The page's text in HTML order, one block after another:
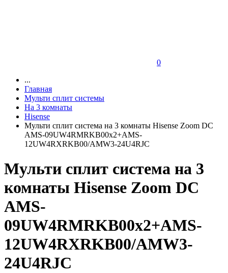
0
...
Главная
Мульти сплит системы
На 3 комнаты
Hisense
Мульти сплит система на 3 комнаты Hisense Zoom DC
AMS-09UW4RMRKB00х2+AMS-
12UW4RXRKB00/AMW3-24U4RJC
Мульти сплит система на 3
комнаты Hisense Zoom DC
AMS-
09UW4RMRKB00х2+AMS-
12UW4RXRKB00/AMW3-
24U4RJC